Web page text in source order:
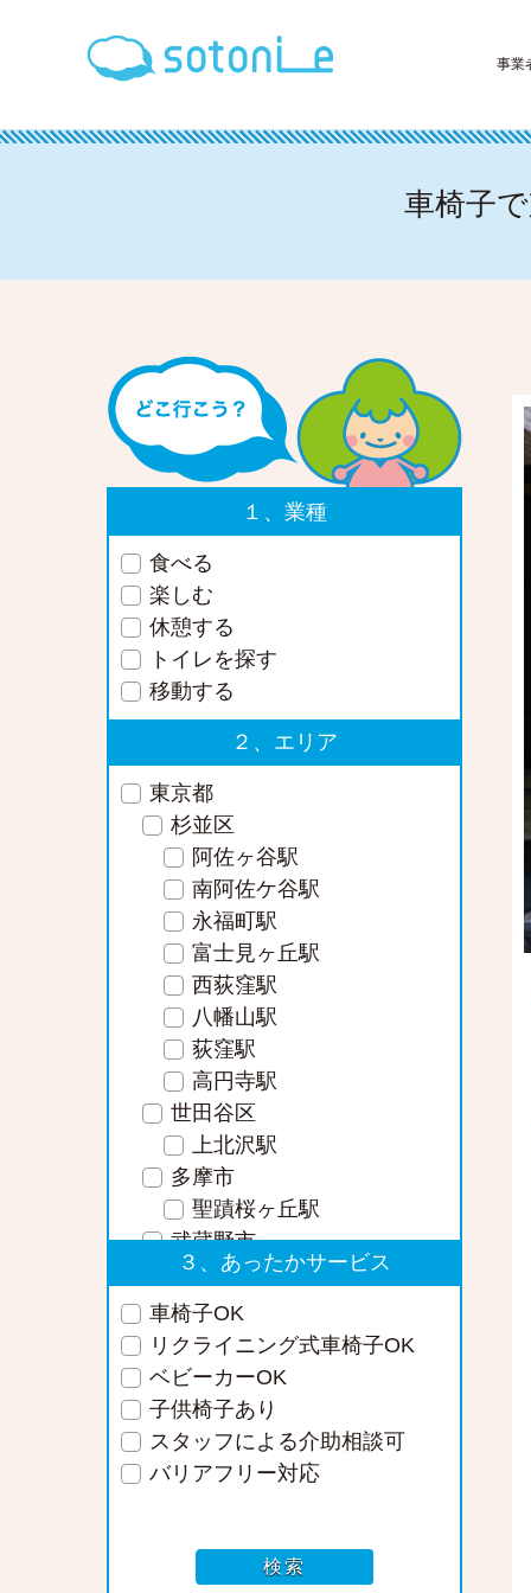
事業
車椅子
１、業種
食べる
楽しむ
休憩する
トイレを探す
移動する
２、エリア
東京都
杉並区
阿佐ヶ谷駅
南阿佐ケ谷駅
永福町駅
富士見ヶ丘駅
西荻窪駅
八幡山駅
荻窪駅
高円寺駅
世田谷区
上北沢駅
多摩市
聖蹟桜ヶ丘駅
武蔵野市
吉祥寺駅
武蔵境駅
練馬区
新桜台駅
練馬駅
調布市
つつじヶ丘駅
西東京市
３、あったかサービス
車椅子OK
リクライニング式車椅子OK
ベビーカーOK
子供椅子あり
スタッフによる介助相談可
バリアフリー対応